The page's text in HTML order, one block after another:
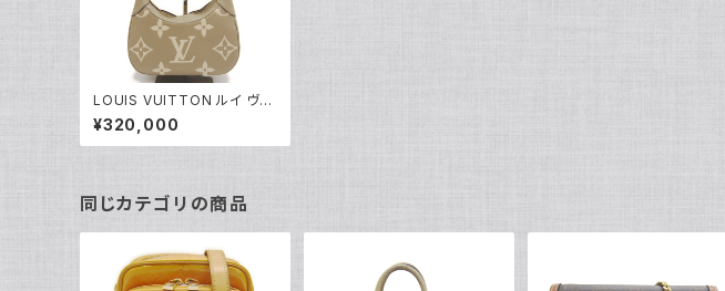
LOUIS VUITTON ルイ ヴィ
トン バガテルNM モノグラムア
ンプラント バイカラー トゥルト
レールグレー クリーム M46
¥320,000
同じカテゴリの商品